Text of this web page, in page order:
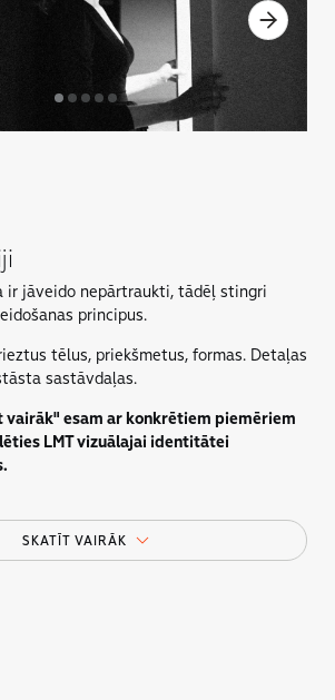
ir jāveido nepārtraukti, tādēļ stingri
principus.
tēlus, priekšmetus, formas. Detaļas
sastāvdaļas.
vairāk" esam ar konkrētiem piemēriem
LMT vizuālajai identitātei
SKATĪT VAIRĀK